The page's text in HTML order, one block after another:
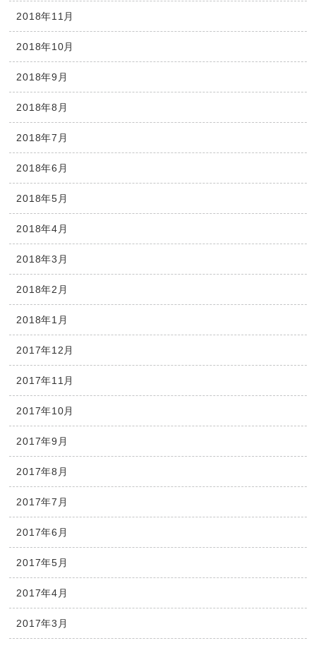
2018年11月
2018年10月
2018年9月
2018年8月
2018年7月
2018年6月
2018年5月
2018年4月
2018年3月
2018年2月
2018年1月
2017年12月
2017年11月
2017年10月
2017年9月
2017年8月
2017年7月
2017年6月
2017年5月
2017年4月
2017年3月